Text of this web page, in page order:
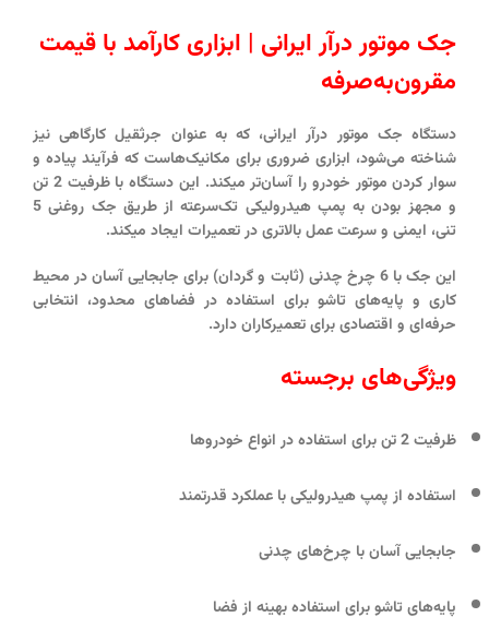
جک موتور درآر ایرانی | ابزاری کارآمد با قیمت
مقرون‌به‌صرفه
دستگاه جک موتور درآر ایرانی، که به عنوان جرثقیل کارگاهی نیز
شناخته می‌شود، ابزاری ضروری برای مکانیک‌هاست که فرآیند پیاده و
سوار کردن موتور خودرو را آسان‌تر میکند. این دستگاه با ظرفیت 2 تن
و مجهز بودن به پمپ هیدرولیکی تک‌سرعتهاز طریق
جک روغنی 5
تنی، ایمنی و سرعت عمل بالاتری در تعمیرات ایجاد میکند.
این جک با6 چرخ چدنی
(ثابت و گردان) برای جابجایی آسان در محیط
کاری و پایه‌های تاشو برای استفاده در فضاهای محدود، انتخابی
حرفه‌ای و اقتصادی برای تعمیرکاران دارد.
ویژگی‌های برجسته
ظرفیت 2 تن برای استفاده در انواع خودروها
استفاده از پمپ هیدرولیکی با عملکرد قدرتمند
جابجایی آسان با چرخ‌های چدنی
پایه‌های تاشو برای استفاده بهینه از فضا